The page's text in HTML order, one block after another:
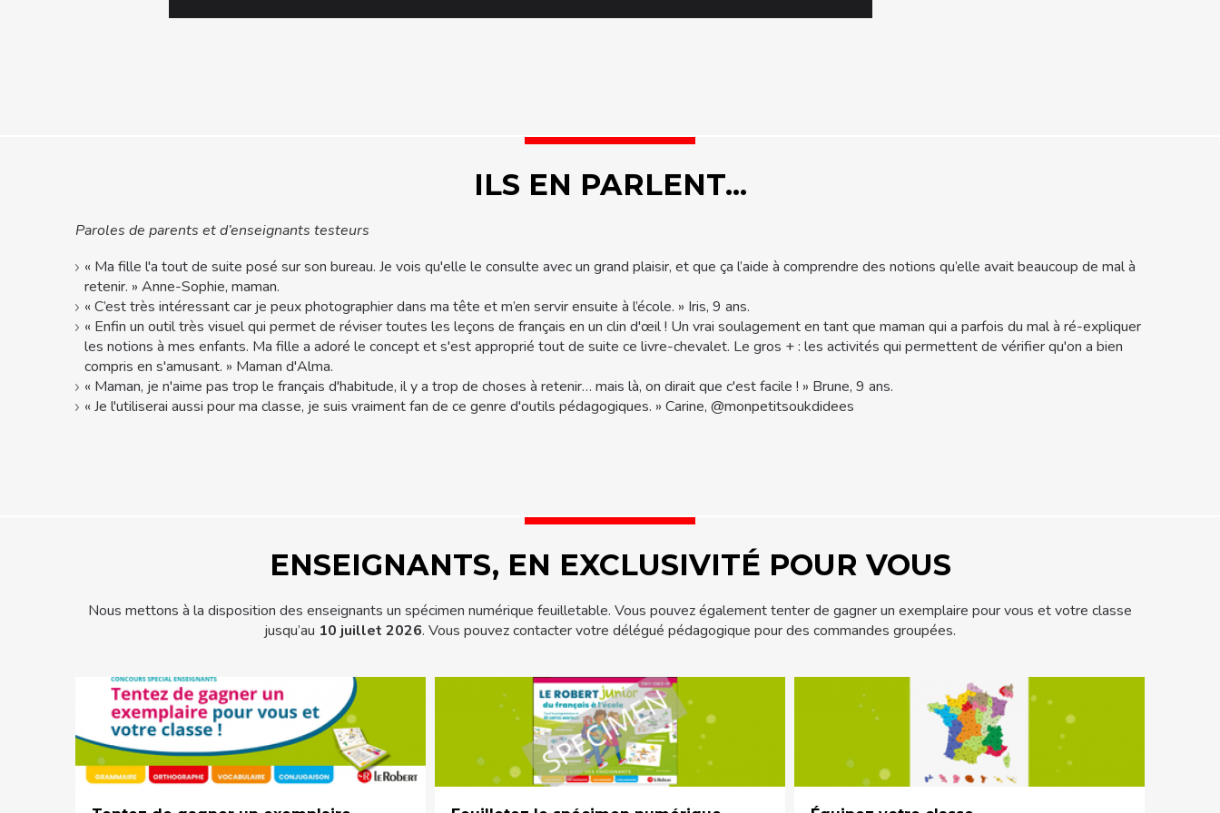
ILS EN PARLENT...
Paroles de parents et d’enseignants testeurs
« Ma fille l'a tout de suite posé sur son bureau. Je vois qu'elle le consulte avec un grand plaisir, et que ça l’aide à comprendre des notions qu’elle avait beaucoup de mal à
retenir. » Anne-Sophie, maman.
« C’est très intéressant car je peux photographier dans ma tête et m’en servir ensuite à l’école. » Iris, 9 ans.
« Enfin un outil très visuel qui permet de réviser toutes les leçons de français en un clin d'œil ! Un vrai soulagement en tant que maman qui a parfois du mal à ré-expliquer
les notions à mes enfants. Ma fille a adoré le concept et s'est approprié tout de suite ce livre-chevalet. Le gros + : les activités qui permettent de vérifier qu'on a bien
compris en s'amusant. » Maman d'Alma.
« Maman, je n'aime pas trop le français d'habitude, il y a trop de choses à retenir… mais là, on dirait que c'est facile ! » Brune, 9 ans.
« Je l'utiliserai aussi pour ma classe, je suis vraiment fan de ce genre d'outils pédagogiques. » Carine, @monpetitsoukdidees
ENSEIGNANTS, EN EXCLUSIVITÉ POUR VOUS
Nous mettons à la disposition des enseignants un spécimen numérique feuilletable. Vous pouvez également tenter de gagner un exemplaire pour vous et votre classe
jusqu’au 10 juillet 2026. Vous pouvez contacter votre délégué pédagogique pour des commandes groupées.